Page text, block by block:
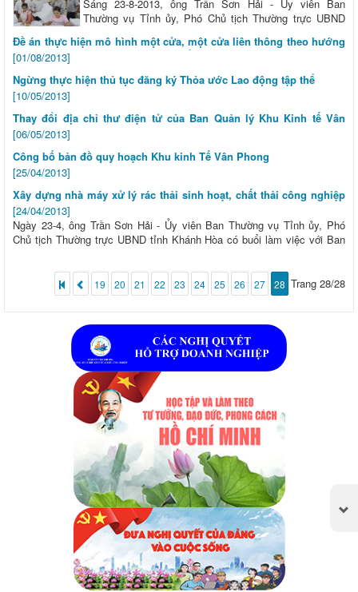
Sáng 23-8-2013, ông Trần Sơn Hải - Ủy viên Ban
Thường vụ Tỉnh ủy, Phó Chủ tịch Thường trực UBND
Vân Phong và các sở, ngành có buổi làm việc với các doanh nghiệp
(DN) đang hoạt động tại Khu Công nghiệp (KCN) Suối Dầu (huyện Cam
Lâm).
Đề án thực hiện mô hình một cửa, một cửa liên thông theo hướng
hiện đại tại Ban Quản lý Khu kinh tế Vân Phong
[01/08/2013]
Ngừng thực hiện thủ tục đăng ký Thỏa ước Lao động tập thể
[10/05/2013]
Thay đổi địa chỉ thư điện tử của Ban Quản lý Khu Kinh tế Vân
Phong
[06/05/2013]
Công bố bản đồ quy hoạch Khu kinh Tế Vân Phong
[25/04/2013]
Xây dựng nhà máy xử lý rác thải sinh hoạt, chất thải công nghiệp
tại xã Ninh An
[24/04/2013]
Ngày 23-4, ông Trần Sơn Hải - Ủy viên Ban Thường vụ Tỉnh ủy, Phó
Chủ tịch Thường trực UBND tỉnh Khánh Hòa có buổi làm việc với Ban
trợ xây dựng cơ sở hạ tầng đối với dự án Nhà máy xử lý rác thải sinh
hoạt, chất thải công nghiệp tại xã Ninh An, thị xã Ninh Hòa.
19 20 21 22 23 24 25 26 27 28 Trang 28/28